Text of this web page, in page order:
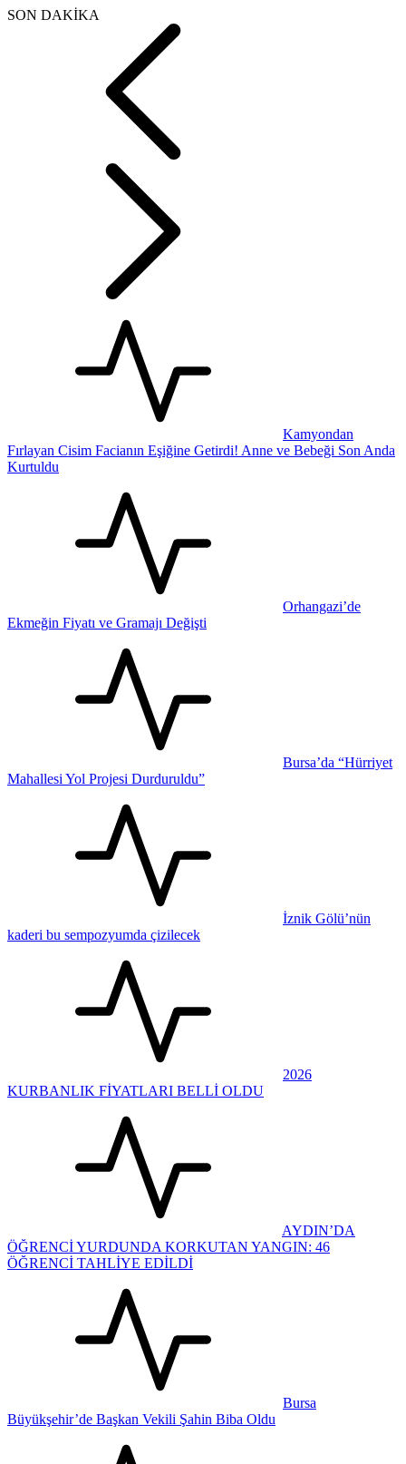
SON DAKİKA
Kamyondan
Fırlayan Cisim Facianın Eşiğine Getirdi! Anne ve Bebeği Son Anda
Kurtuldu
Orhangazi’de
Ekmeğin Fiyatı ve Gramajı Değişti
Bursa’da “Hürriyet
Mahallesi Yol Projesi Durduruldu”
İznik Gölü’nün
kaderi bu sempozyumda çizilecek
2026
KURBANLIK FİYATLARI BELLİ OLDU
AYDIN’DA
ÖĞRENCİ YURDUNDA KORKUTAN YANGIN: 46
ÖĞRENCİ TAHLİYE EDİLDİ
Bursa
Büyükşehir’de Başkan Vekili Şahin Biba Oldu